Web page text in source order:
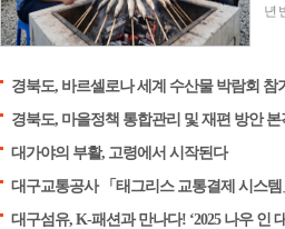
년
경북도, 바르셀로나 세계 수산물 박람회 참
경북도, 마을정책 통합관리 및 재편 방안 본
대가야의 부활, 고령에서 시작된다
대구교통공사 「태그리스 교통결제 시스템
대구섬유, K-패션과 만나다! ‘2025 나우 인